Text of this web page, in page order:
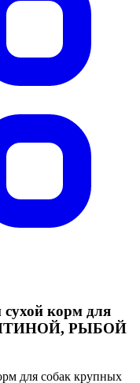
корм для
РЫБОЙ
для собак крупных